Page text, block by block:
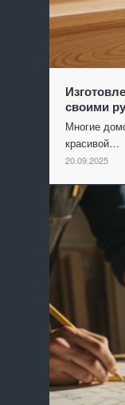
своими
Многие
красивой…
20.09.2025